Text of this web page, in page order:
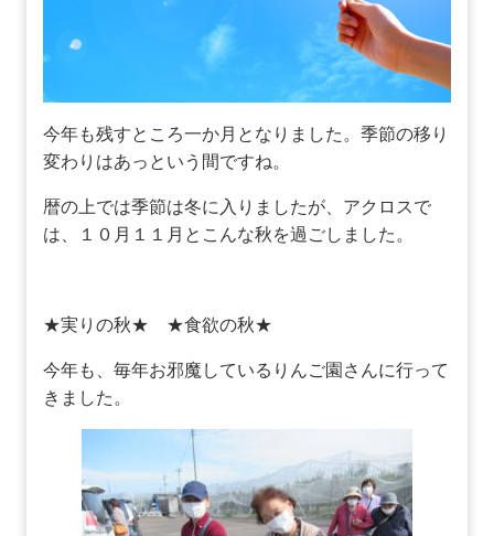
今年も残すところ一か月となりました。季節の移り
変わりはあっという間ですね。
暦の上では季節は冬に入りましたが、アクロスで
は、１０月１１月とこんな秋を過ごしました。
★実りの秋★ ★食欲の秋★
今年も、毎年お邪魔しているりんご園さんに行って
きました。